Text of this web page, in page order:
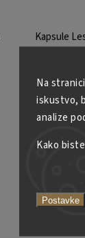
Na
iskustvo,
analize
Kako
Postavke
Kapsule
Arabica
U